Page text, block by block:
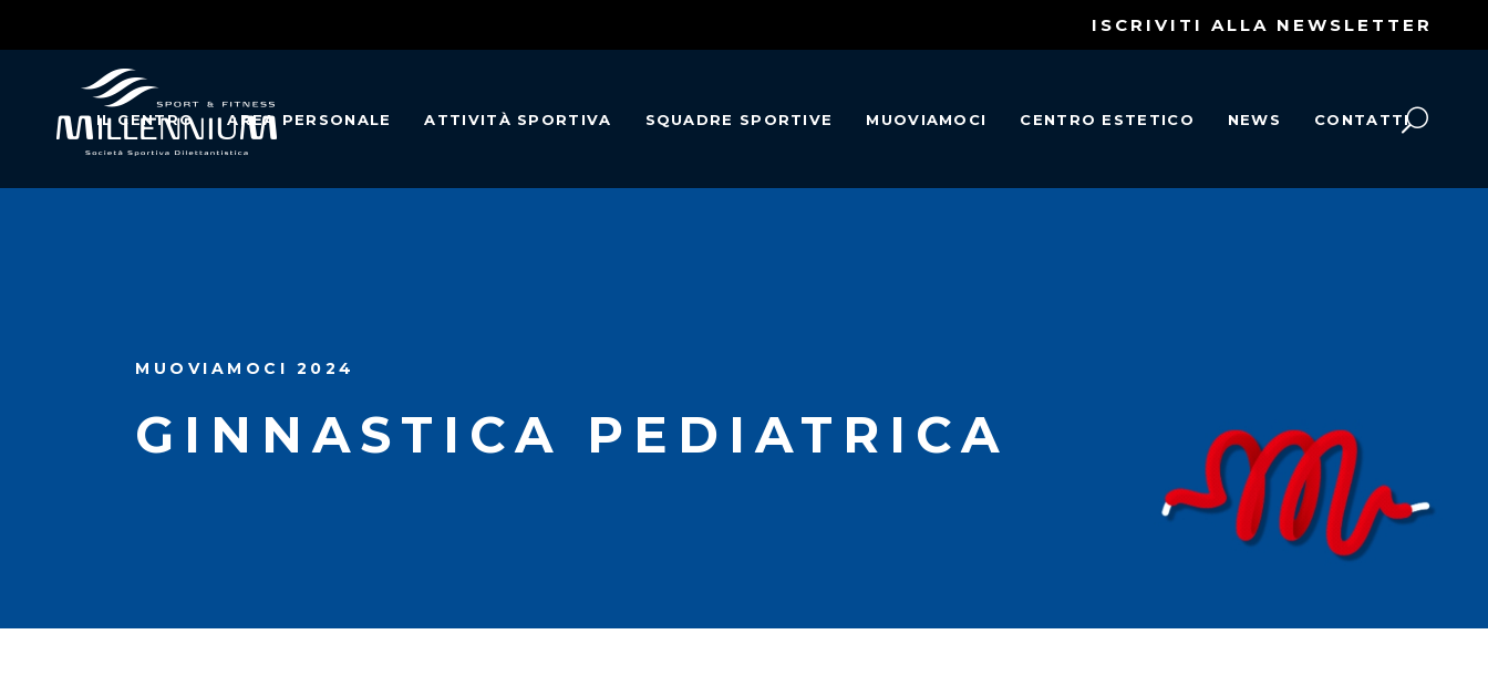
ISCRIVITI ALLA NEWSLETTER
IL CENTRO AREA PERSONALE ATTIVITÀ SPORTIVA SQUADRE SPORTIVE MUOVIAMOCI CENTRO ESTETICO NEWS CONTATTI
MUOVIAMOCI 2024
GINNASTICA PEDIATRICA